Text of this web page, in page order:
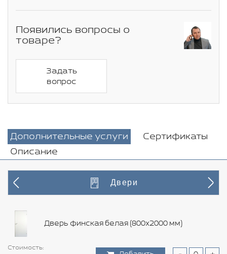
Появились вопросы о
товаре?
Задать
вопрос
Дополнительные услуги
Сертификаты
Описание
Двери
Дверь финская белая (800х2000 мм)
Стоимость:
Стоимость:
Стоимость:
Стоимость:
Стоимость:
Стоимость:
Стоимость:
Стоимость:
Стоимость:
Стоимость:
Стоимость:
Стоимость:
Стоимость:
Стоимость: